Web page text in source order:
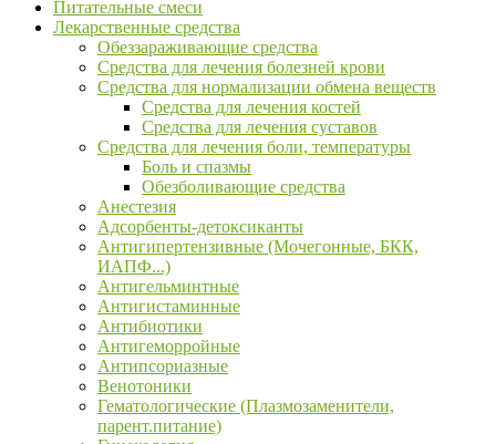
Питательные смеси
Лекарственные средства
Обеззараживающие средства
Средства для лечения болезней крови
Средства для нормализации обмена веществ
Средства для лечения костей
Средства для лечения суставов
Средства для лечения боли, температуры
Боль и спазмы
Обезболивающие средства
Анестезия
Адсорбенты-детоксиканты
Антигипертензивные (Мочегонные, БКК,
ИАПФ...)
Антигельминтные
Антигистаминные
Антибиотики
Антигеморройные
Антипсориазные
Венотоники
Гематологические (Плазмозаменители,
парент.питание)